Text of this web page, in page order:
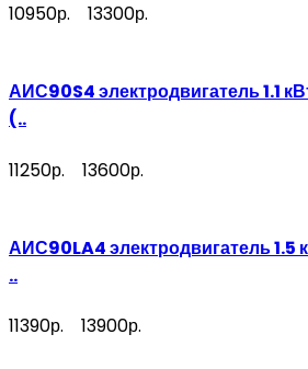
10950р. 13300р.
АИС90S4 электродвигатель 1.1
(..
11250р. 13600р.
АИС90LA4 электродвигатель 1.5
..
11390р. 13900р.